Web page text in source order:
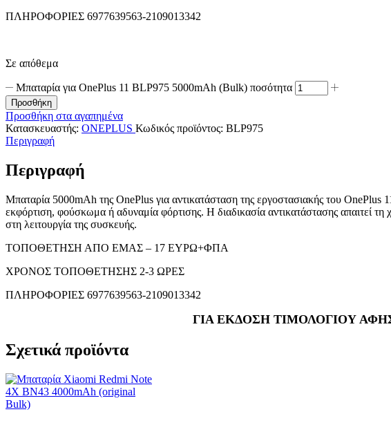
ΠΛΗΡΟΦΟΡΙΕΣ 6977639563-2109013342
Σε απόθεμα
Μπαταρία για OnePlus 11 BLP975 5000mAh (Bulk) ποσότητα
Προσθήκη
Προσθήκη στα αγαπημένα
Κατασκευαστής: ONEPLUS Κωδικός προϊόντος: BLP975
Περιγραφή
Περιγραφή
Μπαταρία 5000mAh της OnePlus για αντικατάσταση της εργοστασιακής του OnePlus
εκφόρτιση, φούσκωμα ή αδυναμία φόρτισης. Η διαδικασία αντικατάστασης απαιτεί
στη λειτουργία της συσκευής.
ΤΟΠΟΘΕΤΗΣΗ ΑΠΟ ΕΜΑΣ – 17 ΕΥΡΩ+ΦΠΑ
ΧΡΟΝΟΣ ΤΟΠΟΘΕΤΗΣΗΣ 2-3 ΩΡΕΣ
ΠΛΗΡΟΦΟΡΙΕΣ 6977639563-2109013342
ΓΙΑ ΕΚΔΟΣΗ ΤΙΜΟΛΟΓΙΟΥ
Σχετικά προϊόντα